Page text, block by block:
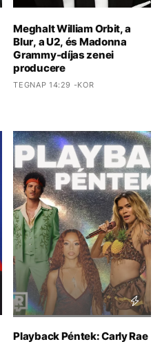
Meghalt William Orbit, a
Blur, a U2, és Madonna
Grammy-díjas zenei
producere
TEGNAP 14:29 -KOR
Playback Péntek: Carly Rae